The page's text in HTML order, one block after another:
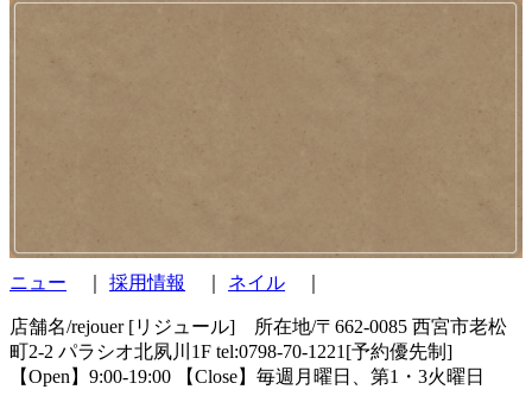
ニュー 採用情報 ネイル
店舗名/rejouer [リジュール] 所在地/〒662-0085 西宮市老松
町2-2 パラシオ北夙川1F tel:0798-70-1221[予約優先制]
【Open】9:00-19:00 【Close】毎週月曜日、第1・3火曜日